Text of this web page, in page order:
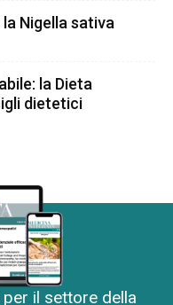
Nigella sativa
la Dieta
dietetici
il settore della